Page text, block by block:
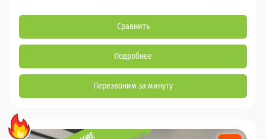
Сравнить
Подробнее
Перезвоним за минуту